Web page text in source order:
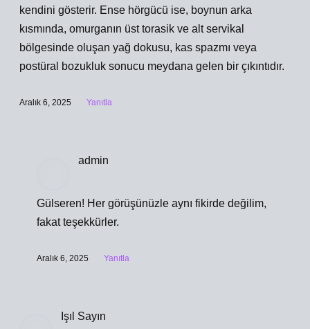
kendini gösterir. Ense hörgücü ise, boynun arka
kısmında, omurganın üst torasik ve alt servikal
bölgesinde oluşan yağ dokusu, kas spazmı veya
postüral bozukluk sonucu meydana gelen bir çıkıntıdır.
Aralık 6, 2025 Yanıtla
admin
Gülseren! Her görüşünüzle aynı fikirde değilim,
fakatteşekkürler.
Aralık 6, 2025 Yanıtla
Işıl Sayın